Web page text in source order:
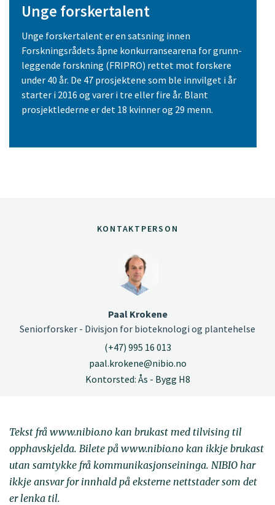
Unge forskertalent
Unge forskertalent er en satsning innen
Forskningsrådets åpne konkurransearena for grunn­
leggende forskning (FRIPRO) rettet mot forskere
under 40 år. De 47 prosjektene som ble innvilget i år
starter i 2016 og varer i tre eller fire år. Blant
prosjektlederne er det 18 kvinner og 29 menn.
KONTAKTPERSON
Paal Krokene
Seniorforsker - Divisjon for bioteknologi og plantehelse
(+47) 995 16 013
paal.krokene@nibio.no
Kontorsted: Ås - Bygg H8
Tekst frå www.nibio.no kan brukast med tilvising til
opphavskjelda. Bilete på www.nibio.no kan ikkje brukast
utan samtykke frå kommunikasjonseininga. NIBIO har
ikkje ansvar for innhald på eksterne nettstader som det
er lenka til.